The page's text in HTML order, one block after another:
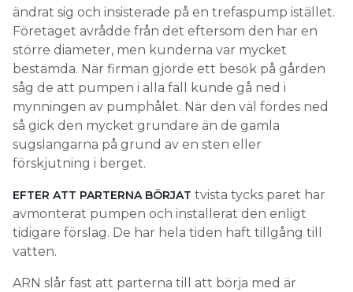
ändrat sig och insisterade på en trefaspump istället.
Företaget avrådde från det eftersom den har en
större diameter, men kunderna var mycket
bestämda. När firman gjorde ett besök på gården
såg de att pumpen i alla fall kunde gå ned i
mynningen av pumphålet. När den väl fördes ned
så gick den mycket grundare än de gamla
sugslangarna på grund av en sten eller
förskjutning i berget.
EFTER ATT PARTERNA BÖRJAT tvista tycks paret har
avmonterat pumpen och installerat den enligt
tidigare förslag. De har hela tiden haft tillgång till
vatten.
ARN slår fast att parterna till att börja med är